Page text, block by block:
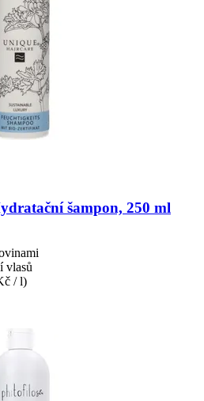
šampon, 250 ml
vlasů
/ l)